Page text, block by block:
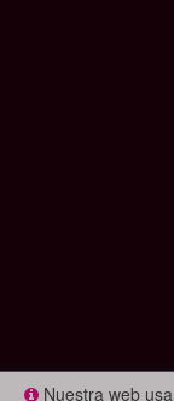
Nuestra web